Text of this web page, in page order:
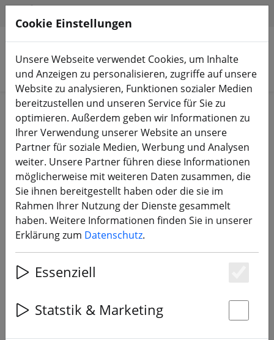
Produkte suchen
Start FPV Drohnen RTF, BNF & PNP
iFlight Nazgul XL5 ECO V1.1 Analog
FPV Drohne 6S 2.4GHz ELRS GPS
Cookie Einstellungen
Unsere Webseite verwendet Cookies, um Inhalte
und Anzeigen zu personalisieren, zugriffe auf unsere
Website zu analysieren, Funktionen sozialer Medien
bereitzustellen und unseren Service für Sie zu
optimieren. Außerdem geben wir Informationen zu
Ihrer Verwendung unserer Website an unsere
Partner für soziale Medien, Werbung und Analysen
weiter. Unsere Partner führen diese Informationen
möglicherweise mit weiteren Daten zusammen, die
Sie ihnen bereitgestellt haben oder die sie im
Rahmen Ihrer Nutzung der Dienste gesammelt
haben. Weitere Informationen finden Sie in unserer
Erklärung zum Datenschutz.
Essenziell
Statstik & Marketing